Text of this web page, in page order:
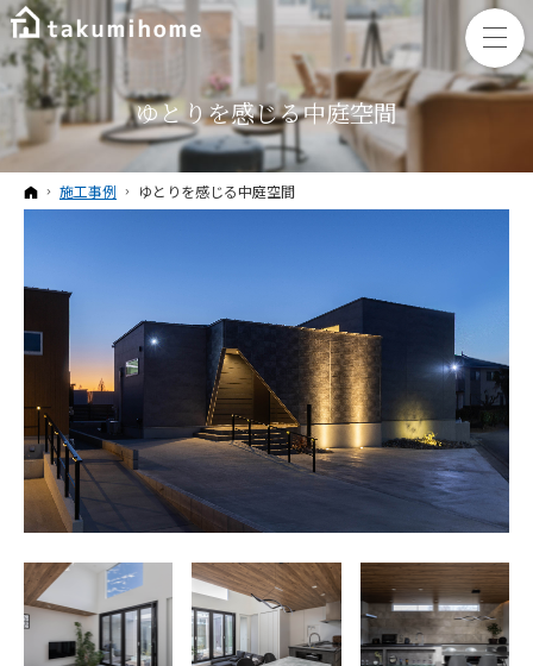
ゆとりを感じる中庭空間
ホーム
施工事例 ゆとりを感じる中庭空間